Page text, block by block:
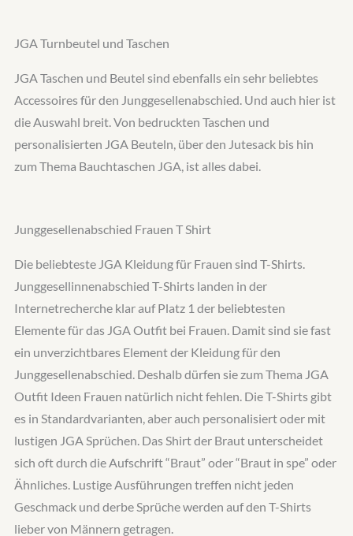
JGA Turnbeutel und Taschen
JGA Taschen und Beutel sind ebenfalls ein sehr beliebtes
Accessoires für den Junggesellenabschied. Und auch hier ist
die Auswahl breit. Von bedruckten Taschen und
personalisierten JGA Beuteln, über den Jutesack bis hin
zum Thema Bauchtaschen JGA, ist alles dabei.
Junggesellenabschied Frauen T Shirt
Die beliebteste JGA Kleidung für Frauen sind T-Shirts.
Junggesellinnenabschied T-Shirts landen in der
Internetrecherche klar auf Platz 1 der beliebtesten
Elemente für das JGA Outfit bei Frauen. Damit sind sie fast
ein unverzichtbares Element der Kleidung für den
Junggesellenabschied. Deshalb dürfen sie zum Thema JGA
Outfit Ideen Frauen natürlich nicht fehlen. Die T-Shirts gibt
es in Standardvarianten, aber auch personalisiert oder mit
lustigen JGA Sprüchen. Das Shirt der Braut unterscheidet
sich oft durch die Aufschrift “Braut” oder “Braut in spe” oder
Ähnliches. Lustige Ausführungen treffen nicht jeden
Geschmack und derbe Sprüche werden auf den T-Shirts
lieber von Männern getragen.